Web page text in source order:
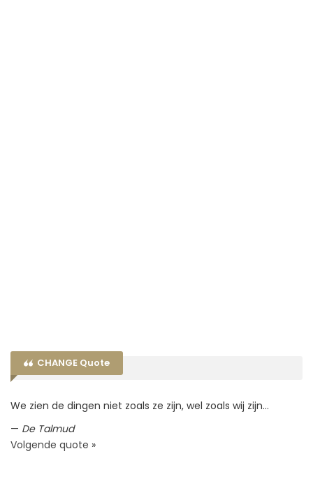
CHANGE Quote
We zien de dingen niet zoals ze zijn, wel zoals wij zijn…
— De Talmud
Volgende quote »